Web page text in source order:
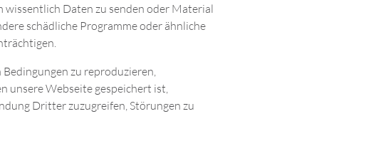
wissentlich Daten zu senden oder Material
schädliche Programme oder ähnliche
zu reproduzieren,
unsere Webseite gespeichert ist,
Dritter zuzugreifen, Störungen zu